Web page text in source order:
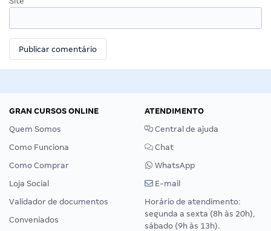
GRAN CURSOS ONLINE
Quem Somos
Como Funciona
Como Comprar
Loja Social
Validador de documentos
Conveniados
ATENDIMENTO
Central de ajuda
Chat
WhatsApp
E-mail
Horário de atendimento:
segunda a sexta (8h às 20h),
sábado (9h às 13h).